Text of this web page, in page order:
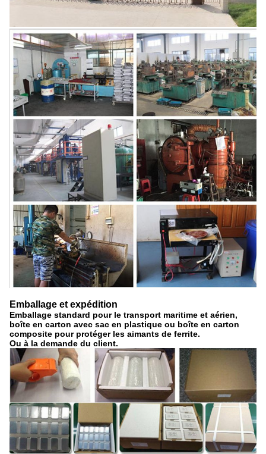
Emballage et expédition
Emballage standard pour le transport maritime et aérien,
boîte en carton avec sac en plastique ou boîte en carton
composite pour protéger les aimants de ferrite.
Ou à la demande du client.